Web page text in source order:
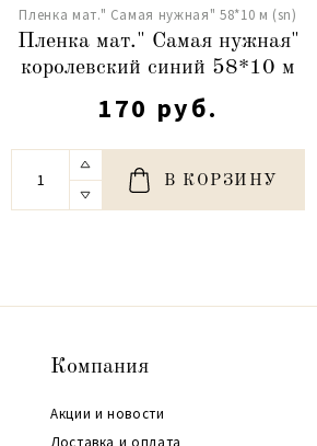
Пленка мат." Самая нужная" 58*10 м (sn)
Пленка мат." Самая нужная"
королевский синий 58*10 м
170 руб.
В КОРЗИНУ
Компания
Акции и новости
Доставка и оплата